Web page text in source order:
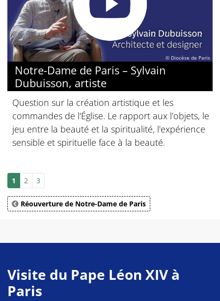
© Diocèse de Paris
Notre-Dame de Paris – Sylvain
Dubuisson, artiste
Question sur la création artistique et les
commandes de l'Église. Le rapport aux l'objets, le
jeu entre la beauté et la spiritualité, l'expérience
sensible et spirituelle face à la beauté.
1 2 3
Réouverture de Notre-Dame de Paris
Visite du Pape Léon XIV à
Paris